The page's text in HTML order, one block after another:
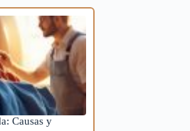
Causas y